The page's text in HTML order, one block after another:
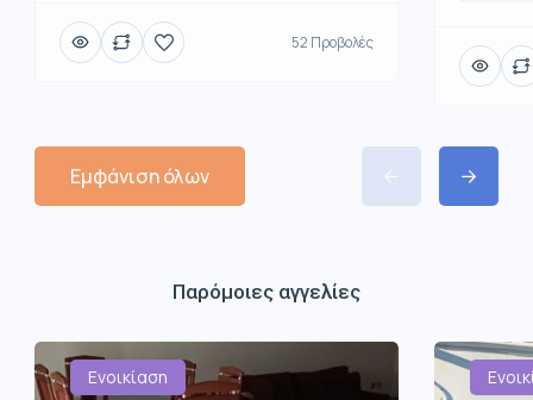
52 Προβολές
Εμφάνιση όλων
Παρόμοιες αγγελίες
Ενοικίαση